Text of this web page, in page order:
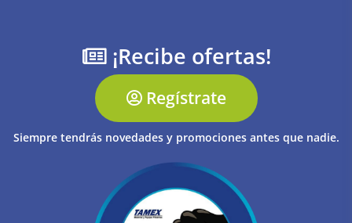
¡Recibe ofertas!
Regístrate
Siempre tendrás novedades y promociones antes que nadie.